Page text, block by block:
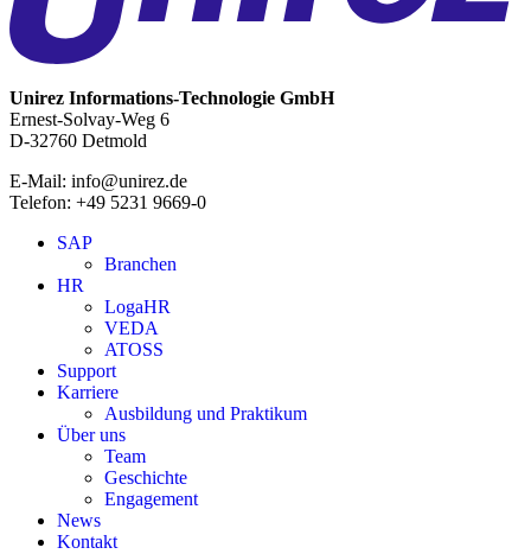
Unirez Informations-Technologie GmbH
Ernest-Solvay-Weg 6
D-32760 Detmold
E-Mail: info@unirez.de
Telefon: +49 5231 9669-0
SAP
Branchen
HR
LogaHR
VEDA
ATOSS
Support
Karriere
Ausbildung und Praktikum
Über uns
Team
Geschichte
Engagement
News
Kontakt